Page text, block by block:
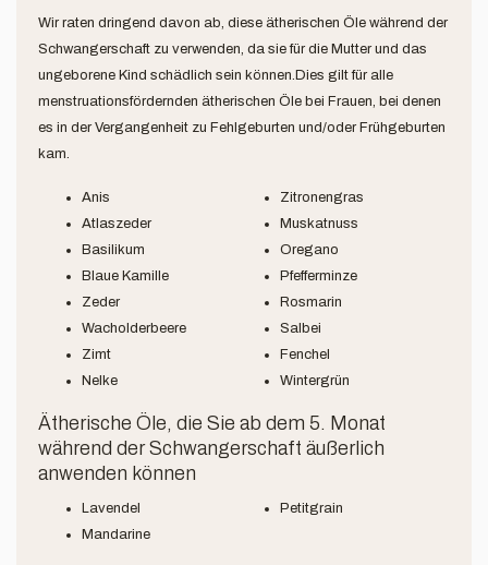
Wir raten dringend davon ab, diese ätherischen Öle während der
Schwangerschaft zu verwenden, da sie für die Mutter und das
ungeborene Kind schädlich sein können.Dies gilt für alle
menstruationsfördernden ätherischen Öle bei Frauen, bei denen
es in der Vergangenheit zu Fehlgeburten und/oder Frühgeburten
kam.
Anis
Atlaszeder
Basilikum
Blaue Kamille
Zeder
Wacholderbeere
Zimt
Nelke
Zitronengras
Muskatnuss
Oregano
Pfefferminze
Rosmarin
Salbei
Fenchel
Wintergrün
Ätherische Öle, die Sie ab dem 5. Monat
während der Schwangerschaft äußerlich
anwenden können
Lavendel
Mandarine
Petitgrain